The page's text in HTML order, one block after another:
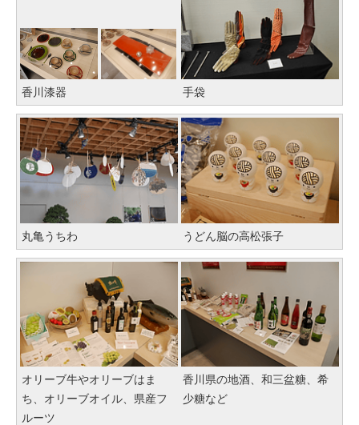
香川漆器 手袋
丸亀うちわ うどん脳の高松張子
オリーブ牛やオリーブはま
ち、オリーブオイル、県産フ
ルーツ
香川県の地酒、和三盆糖、希
少糖など